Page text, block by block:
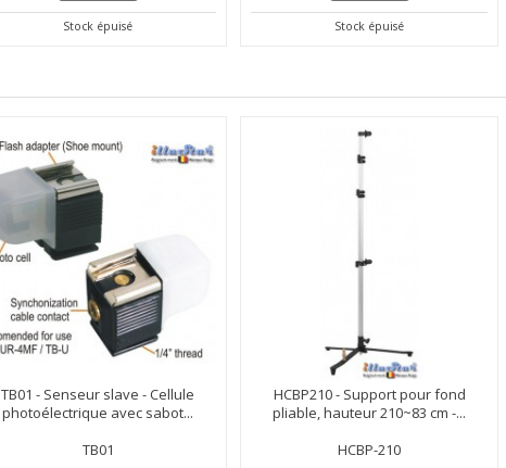
Stock épuisé Stock épuisé
TB01 - Senseur slave - Cellule
photoélectrique avec sabot...
TB01
HCBP210 - Support pour fond
pliable, hauteur 210~83 cm -...
HCBP-210